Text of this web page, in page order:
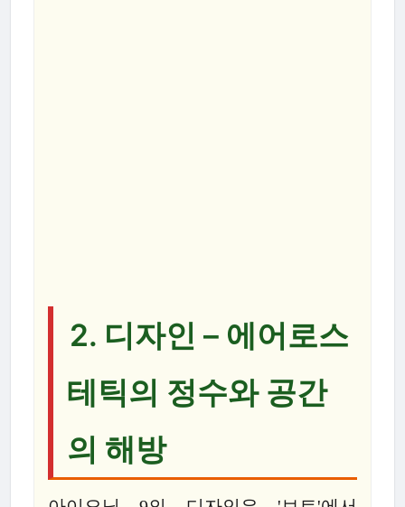
2. 디자인 – 에어로스
테틱의 정수와 공간
의 해방